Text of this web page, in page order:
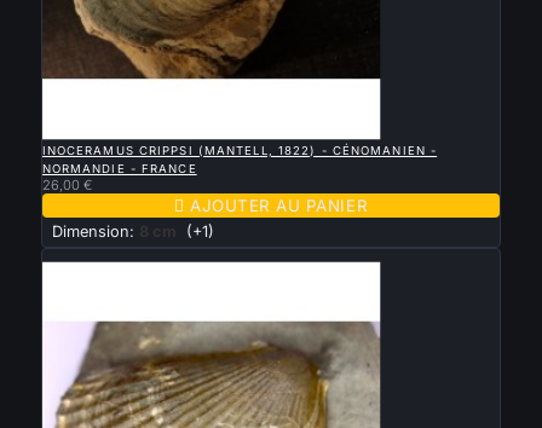
INOCERAMUS CRIPPSI (MANTELL, 1822) - CÉNOMANIEN -
NORMANDIE - FRANCE
26,00 €
 AJOUTER AU PANIER
Dimension: 8 cm (+1)
Nouveau